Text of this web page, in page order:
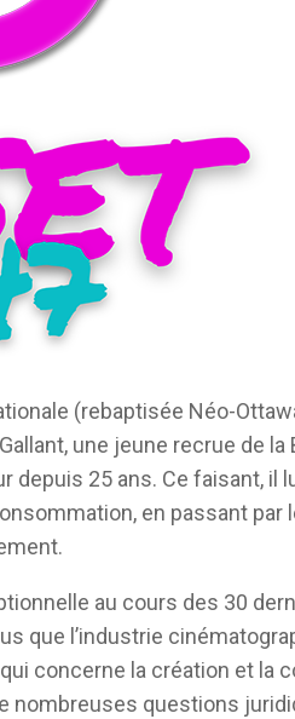
(rebaptisée Néo-
une jeune recrue de la
depuis 25 ans. Ce faisant, il
en passant par
au cours des 30
que l’industrie
concerne la création et la
nombreuses questions